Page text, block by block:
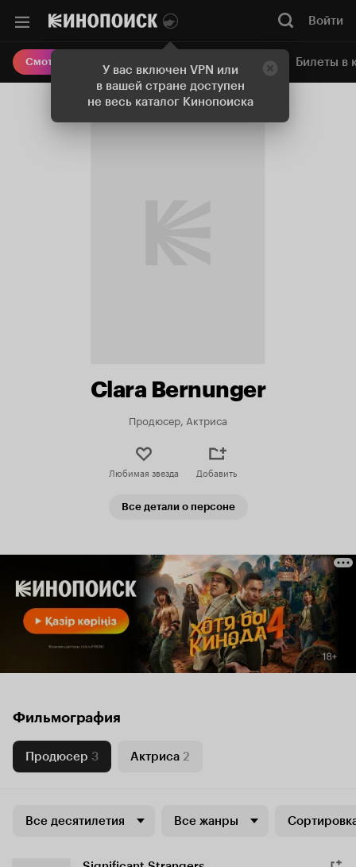
У вас включен VPN или
в вашей стране доступен
не весь каталог Кинопоиска
Войти
Смотреть кино Онлайн-кинотеатр Билеты в
Clara Bernunger
Продюсер, Актриса
Любимая звезда Добавить
Все детали о персоне
Фильмография
Продюсер 3 Актриса 2
Все десятилетия Все жанры